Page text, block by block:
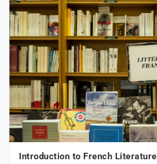
Introduction to French Literature